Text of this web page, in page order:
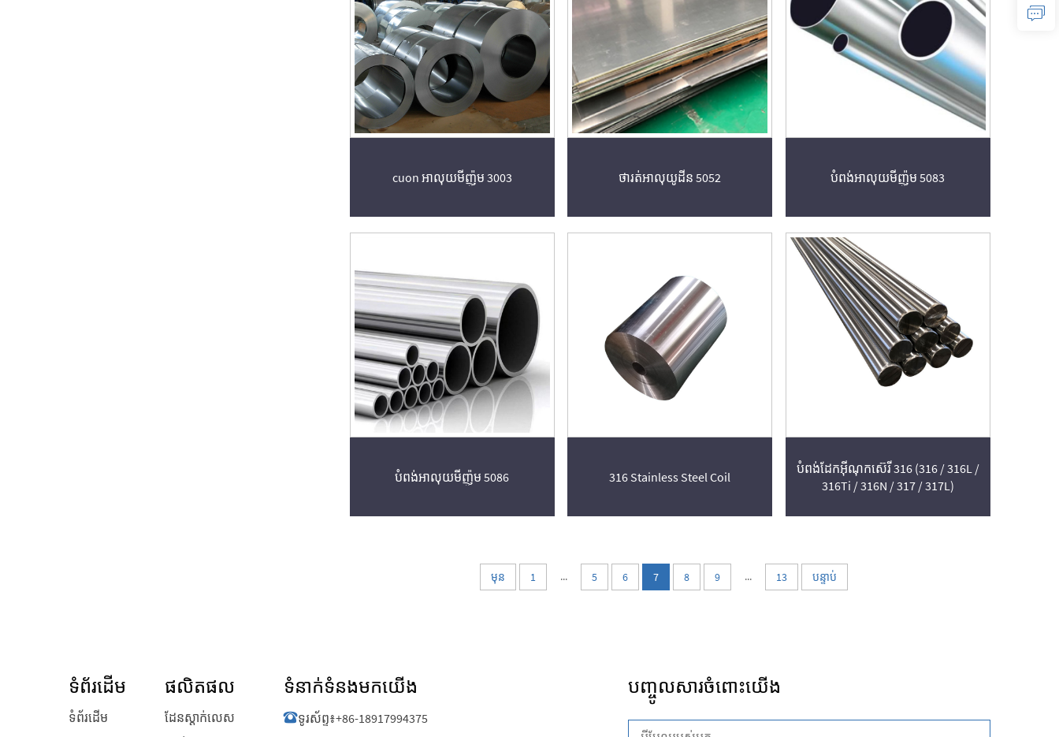
cuon អាលុយមីញ៉ូម 3003 ថារត់អាលុយូដីន 5052 បំពង់អាលុយមីញ៉ូម 5083
បំពង់អាលុយមីញ៉ូម 5086 316 Stainless Steel Coil
បំពង់ដែកអ៊ីណុក​ស៊េរី 316 (316 / 316L /
316Ti / 316N / 317 / 317L)
មុន 1 ... 5 6 7 8 9 ... 13 បន្ទាប់
ទំព័រដើម
ទំព័រដើម
ផលិតផល
ដែនស្តាក់លេស
ទំនាក់ទំនងមកយើង
ទូរស័ព្ទ៖+86-18917994375
បញ្ចូលសារចំពោះយើង